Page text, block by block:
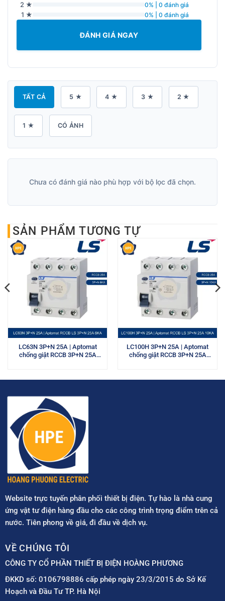
2 ★ 0% | 0 đánh giá
1 ★ 0% | 0 đánh giá
ĐÁNH GIÁ NGAY
TẤT CẢ 5 ★ 4 ★ 3 ★ 2 ★
1 ★ CÓ ẢNH
Chưa có đánh giá nào phù hợp với bộ lọc đã chọn.
SẢN PHẨM TƯƠNG TỰ
LC63N 3P+N 25A | Aptomat
chống giật RCCB 3P+N 25A
LC100H 3P+N 25A | Aptomat
chống giật RCCB 3P+N 25A
Website trực tuyến phân phối thiết bị điện. Tự hào là nhà cung
ứng vật tư điện hàng đầu cho các công trình trọng điểm trên cả
nước. Tiên phong về giá, đi đầu về dịch vụ.
VỀ CHÚNG TÔI
CÔNG TY CỔ PHẦN THIẾT BỊ ĐIỆN HOÀNG PHƯƠNG
ĐKKD số: 0106798886 cấp phép ngày 23/3/2015 do Sở Kế
Hoạch và Đầu Tư TP. Hà Nội